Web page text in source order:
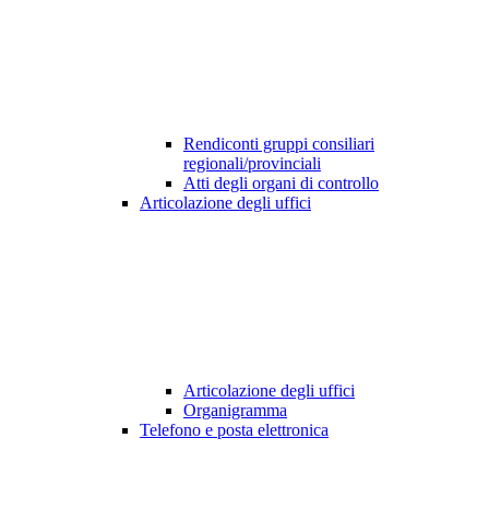
Rendiconti gruppi consiliari
regionali/provinciali
Atti degli organi di controllo
Articolazione degli uffici
Articolazione degli uffici
Organigramma
Telefono e posta elettronica